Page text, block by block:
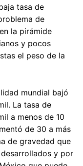
tasa de
de
la pirámide
y pocos
el peso de la
mundial bajó
La tasa de
a menos de 10
de 30 a más
de gravedad que
y por